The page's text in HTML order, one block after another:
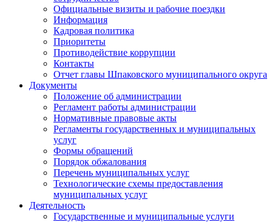
Официальные визиты и рабочие поездки
Информация
Кадровая политика
Приоритеты
Противодействие коррупции
Контакты
Отчет главы Шпаковского муниципального округа
Документы
Положение об администрации
Регламент работы администрации
Нормативные правовые акты
Регламенты государственных и муниципальных
услуг
Формы обращений
Порядок обжалования
Перечень муниципальных услуг
Технологические схемы предоставления
муниципальных услуг
Деятельность
Государственные и муниципальные услуги